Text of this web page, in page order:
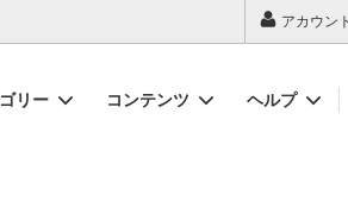
アカウント
リー コンテンツ ヘルプ